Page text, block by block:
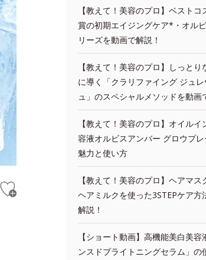
【教えて！美容のプロ】ベストコ
賞の初期エイジングケア*・オル
リーズを動画で解説！
【教えて！美容のプロ】しっとり
に導く「クラリファイング ジュ
ュ」のスペシャルメソッドを動画
【教えて！美容のプロ】オイルイ
容液オルビスアンバー グロウプ
魅力と使い方
【教えて！美容のプロ】ヘアマス
ヘアミルクを使った3STEPケア方
解説！
【ショート動画】高機能美白美容
ンスドブライトニングセラム」の